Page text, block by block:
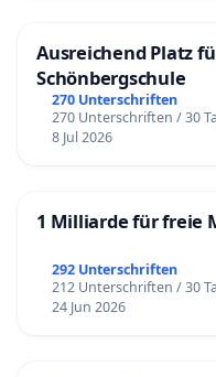
Ausreichend Platz
Schönbergschule
270 Unterschriften
270 Unterschriften / 30
8 Jul 2026
1 Milliarde für freie
292 Unterschriften
212 Unterschriften / 30
24 Jun 2026